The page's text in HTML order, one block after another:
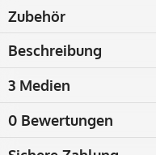
Zubehör
Beschreibung
3 Medien
0 Bewertungen